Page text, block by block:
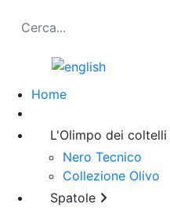
Cerca
Home
L'Olimpo dei coltelli
Nero Tecnico
Collezione Olivo
Spatole